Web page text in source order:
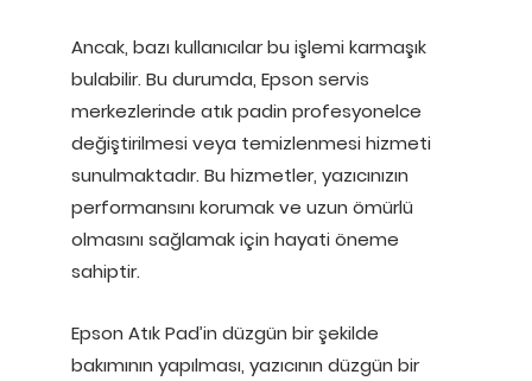
Ancak, bazı kullanıcılar bu işlemi karmaşık
bulabilir. Bu durumda, Epson servis
merkezlerinde atık padin profesyonelce
değiştirilmesi veya temizlenmesi hizmeti
sunulmaktadır. Bu hizmetler, yazıcınızın
performansını korumak ve uzun ömürlü
olmasını sağlamak için hayati öneme
sahiptir.
Epson Atık Pad’in düzgün bir şekilde
bakımının yapılması, yazıcının düzgün bir